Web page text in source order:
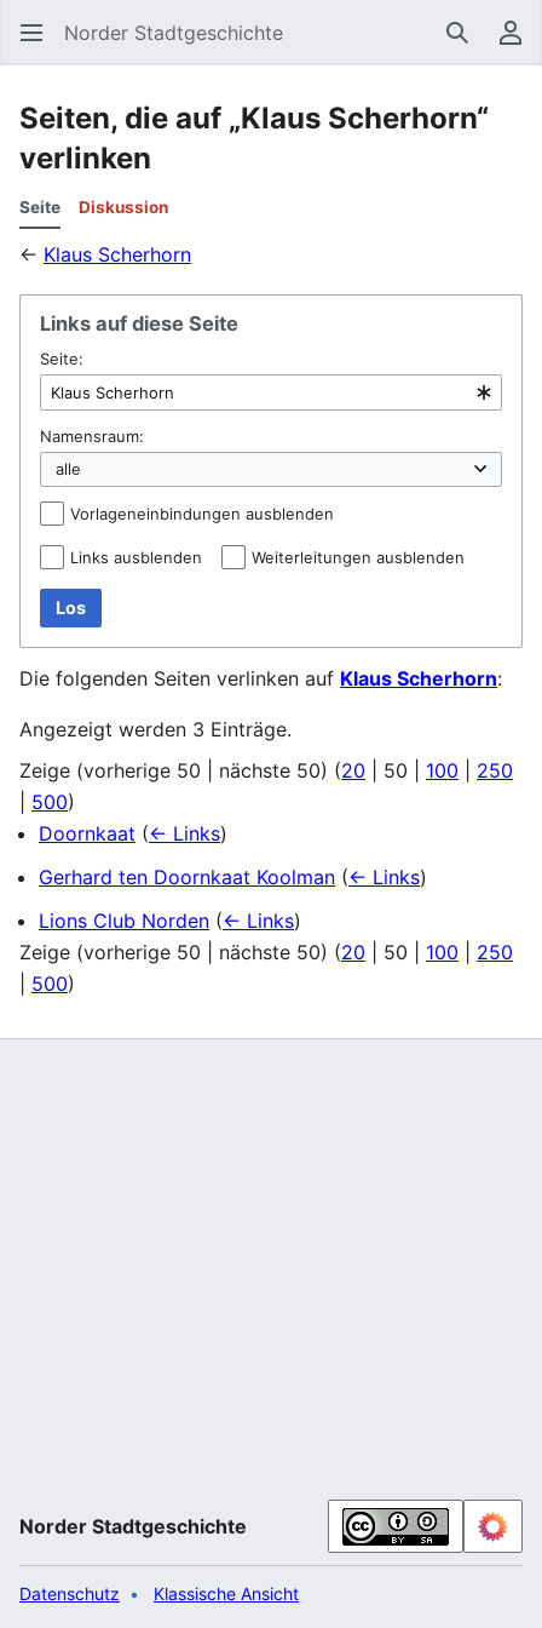
Norder Stadtgeschichte Suchen
Seiten, die auf „Klaus Scherhorn“
verlinken
Seite Diskussion
← Klaus Scherhorn
Links auf diese Seite
Seite:
Namensraum:
Vorlageneinbindungen ausblenden
Links ausblenden Weiterleitungen ausblenden
Los
Die folgenden Seiten verlinken auf Klaus Scherhorn:
Angezeigt werden 3 Einträge.
Zeige (vorherige 50 nächste 50) (20 50 100
250
500)
Doornkaat (← Links)
Gerhard ten Doornkaat Koolman (← Links)
Lions Club Norden (← Links)
Zeige (vorherige 50 nächste 50) (20 50 100
250
500)
Norder Stadtgeschichte
Datenschutz Klassische Ansicht